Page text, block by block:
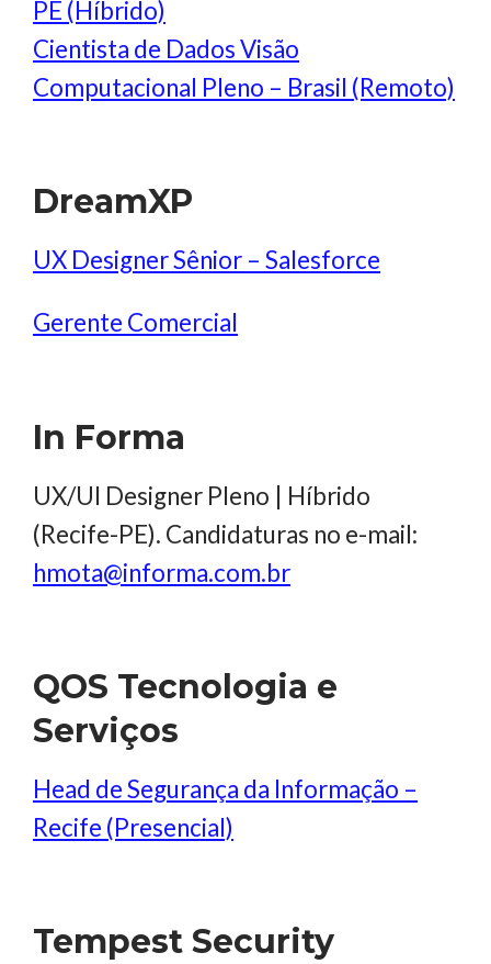
PE (Híbrido)
Cientista de Dados Visão
Computacional Pleno – Brasil (Remoto)
DreamXP
UX Designer Sênior – Salesforce
Gerente Comercial
In Forma
UX/UI Designer Pleno | Híbrido
(Recife-PE). Candidaturas no e-mail:
hmota@informa.com.br
QOS Tecnologia e
Serviços
Head de Segurança da Informação –
Recife (Presencial)
Tempest Security